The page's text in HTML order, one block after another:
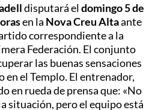
disputará eldomingo 5 de
en la Nova Creu Altaante
correspondiente a la
Federación. El conjunto
las buenas sensaciones
el Templo. El entrenador,
en rueda de prensa que: «No
situación, pero el equipo está